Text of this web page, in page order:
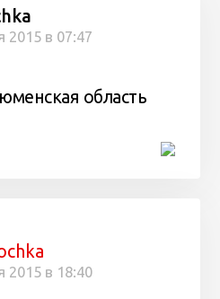
2015 в 07:47
область
2015 в 18:40